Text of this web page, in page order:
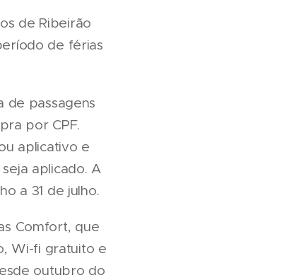
de Ribeirão
de férias
de passagens
por CPF.
aplicativo e
aplicado. A
a 31 de julho.
Comfort, que
Wi-fi gratuito e
outubro do